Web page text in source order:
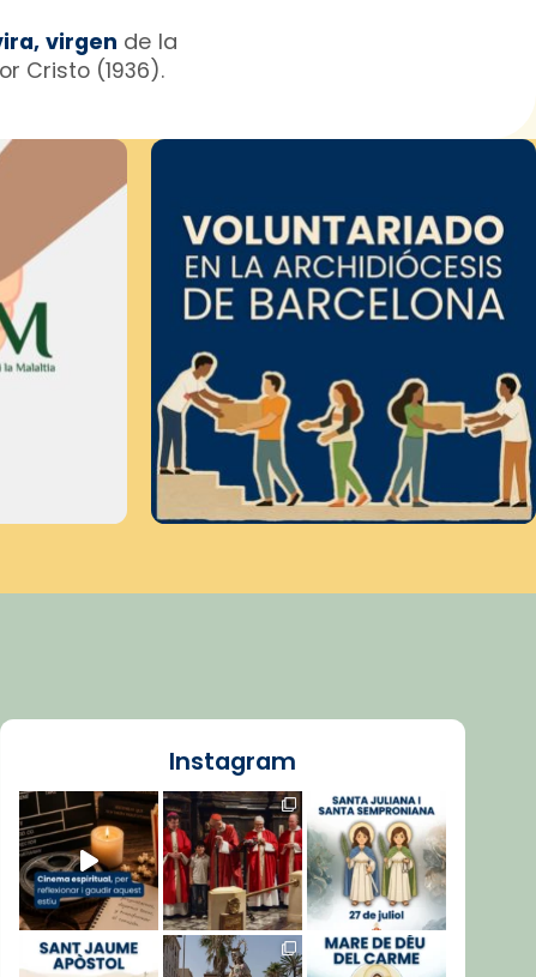
virgen de la
Cristo (1936).
Instagram